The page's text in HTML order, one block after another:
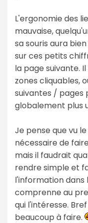
L'ergonomie des
mauvaise,
sa souris aura
sur ces petits
la page suivante.
zones cliquables,
suivantes / pages
globalement plus
Je pense que vu
nécessaire de
mais il faudrait
rendre simple et
l'information dans
comprenne au
qui l'intéresse.
beaucoup à faire.